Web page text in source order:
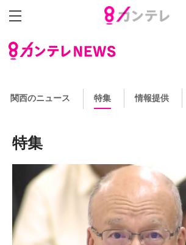
関西のニュース 特集 情報提供
特集